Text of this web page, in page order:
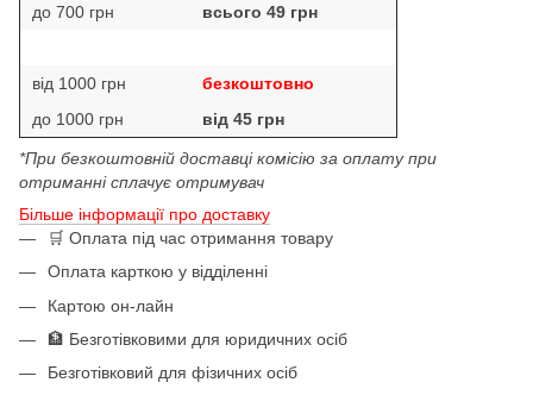
до 700 грн
всього 49 грн
від 1000 грн
безкоштовно
до 1000 грн
від 45 грн
*При безкоштовній доставці комісію за оплату при
отриманні сплачує отримувач
Більше інформації про доставку
🛒 Оплата під час отримання товару
Оплата карткою у відділенні
Картою он-лайн
🏦 Безготівковими для юридичних осіб
Безготівковий для фізичних осіб